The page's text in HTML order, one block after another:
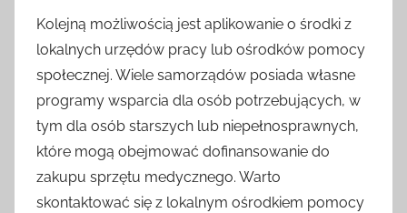
Kolejną możliwością jest aplikowanie o środki z
lokalnych urzędów pracy lub ośrodków pomocy
społecznej. Wiele samorządów posiada własne
programy wsparcia dla osób potrzebujących, w
tym dla osób starszych lub niepełnosprawnych,
które mogą obejmować dofinansowanie do
zakupu sprzętu medycznego. Warto
skontaktować się z lokalnym ośrodkiem pomocy